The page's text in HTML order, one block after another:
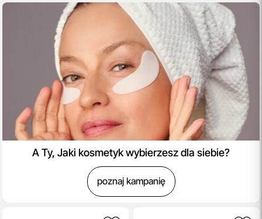
A Ty, Jaki kosmetyk wybierzesz dla siebie?
poznaj kampanię